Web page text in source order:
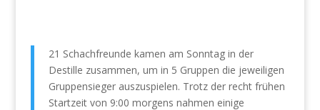
21 Schachfreunde kamen am Sonntag in der
Destille zusammen, um in 5 Gruppen die jeweiligen
Gruppensieger auszuspielen. Trotz der recht frühen
Startzeit von 9:00 morgens nahmen einige